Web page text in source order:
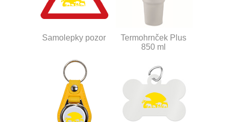
Samolepky pozor
Termohrnček Plus
850 ml